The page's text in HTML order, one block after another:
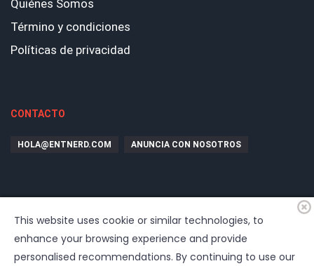
Quiénes Somos
Término y condiciones
Políticas de privacidad
CONTACTO
HOLA@ENTNERD.COM ANUNCIA CON NOSOTROS
This website uses cookie or similar technologies, to
enhance your browsing experience and provide
personalised recommendations. By continuing to use our